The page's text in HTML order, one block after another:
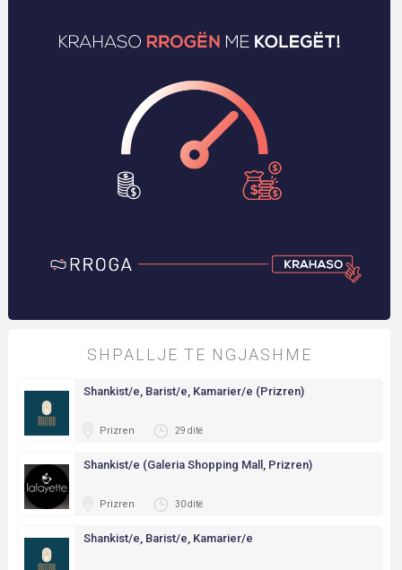
SHPALLJE TE NGJASHME
Shankist/e, Barist/e, Kamarier/e (Prizren)
Prizren 29 ditë
Shankist/e (Galeria Shopping Mall, Prizren)
Prizren 30 ditë
Shankist/e, Barist/e, Kamarier/e